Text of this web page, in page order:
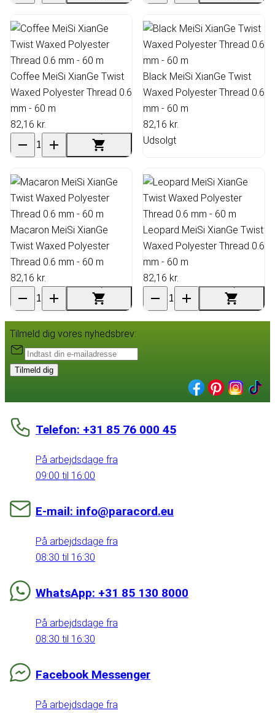
Coffee MeiSi XianGe Twist
Waxed Polyester Thread 0.6
mm - 60 m
82,16 kr.
Black MeiSi XianGe Twist
Waxed Polyester Thread 0.6
mm - 60 m
82,16 kr.
Udsolgt
Macaron MeiSi XianGe
Twist Waxed Polyester
Thread 0.6 mm - 60 m
82,16 kr.
Leopard MeiSi XianGe Twist
Waxed Polyester Thread 0.6
mm - 60 m
82,16 kr.
Tilmeld dig vores nyhedsbrev:
Tilmeld dig
Telefon: +31 85 76 000 45
På arbejdsdage fra
09:00 til 16:00
E-mail: info@paracord.eu
På arbejdsdage fra
08:30 til 16:30
WhatsApp: +31 85 130 8000
På arbejdsdage fra
08:30 til 16:30
Facebook Messenger
På arbejdsdage fra